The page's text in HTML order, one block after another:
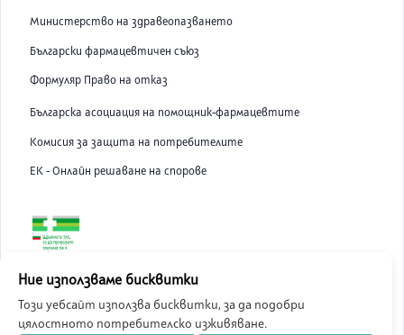
Министерство на здравеопазването
Български фармацевтичен съюз
Формуляр Право на отказ
Българска асоциация на помощник-фармацевтите
Комисия за защита на потребителите
ЕК - Онлайн решаване на спорове
ABC Pharmacy онлайн аптека е лицензирана от Изпълнителна
Агенция по Лекарствата.
Ние използваме бисквитки
Този уебсайт използва бисквитки, за да подобри
цялостното потребителско изживяване.